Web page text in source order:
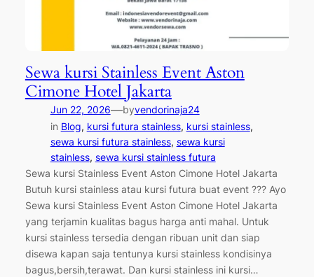
Sewa kursi Stainless Event Aston
Cimone Hotel Jakarta
Jun 22, 2026—byvendorinaja24
in Blog, kursi futura stainless, kursi stainless
sewa kursi futura stainless, sewa kursi
stainless, sewa kursi stainless futura
Sewa kursi Stainless Event Aston Cimone Hotel Jakarta
Butuh kursi stainless atau kursi futura buat event ??? Ayo
Sewa kursi Stainless Event Aston Cimone Hotel Jakarta
yang terjamin kualitas bagus harga anti mahal. Untuk
kursi stainless tersedia dengan ribuan unit dan siap
disewa kapan saja tentunya kursi stainless kondisinya
bagus,bersih,terawat. Dan kursi stainless ini kursi…